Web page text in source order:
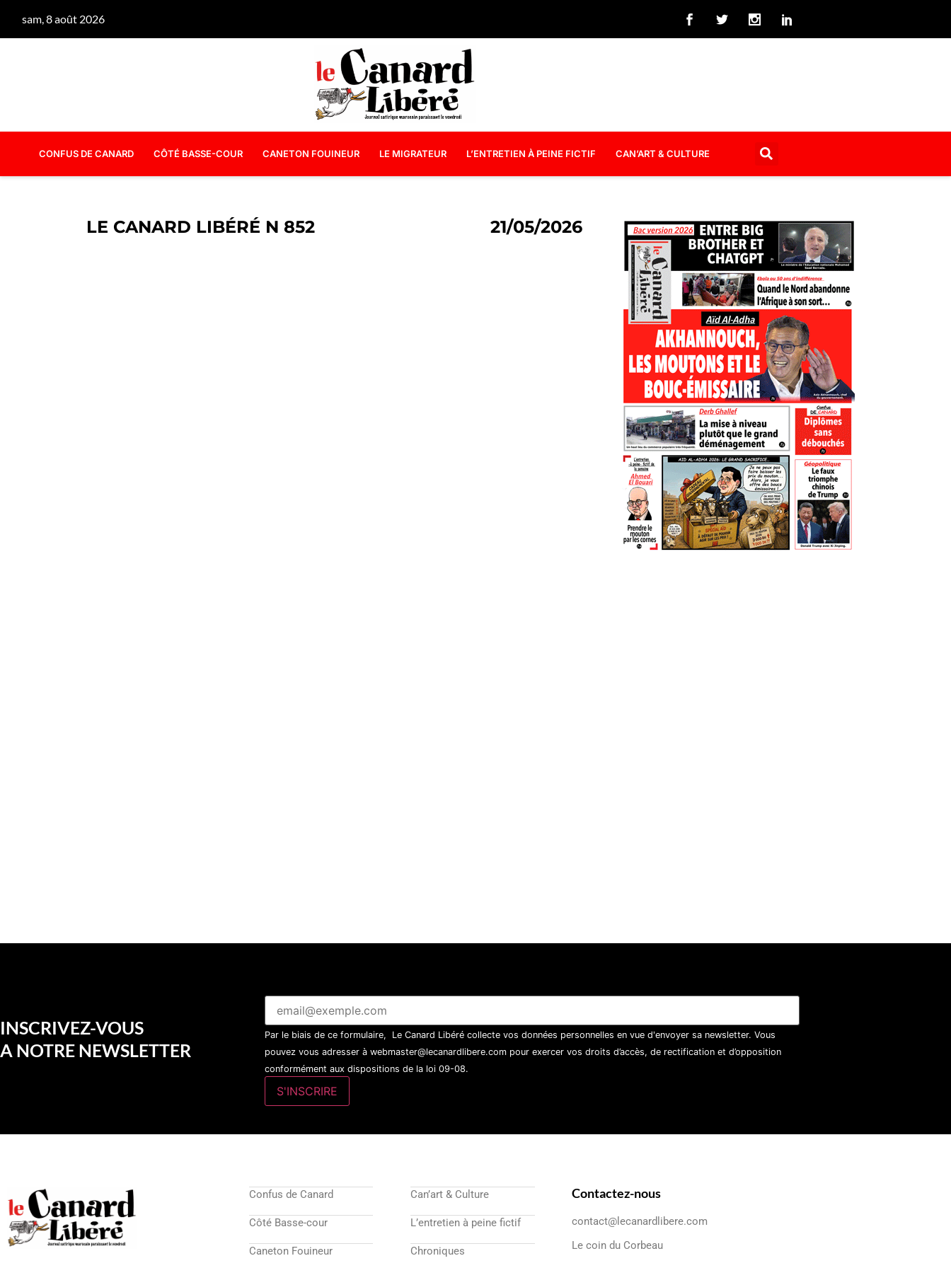
sam, 8 août 2026
CONFUS DE CANARD CÔTÉ BASSE-COUR CANETON FOUINEUR LE MIGRATEUR L’ENTRETIEN À PEINE FICTIF CAN’ART & CULTURE
LE CANARD LIBÉRÉ N 852 21/05/2026
INSCRIVEZ-VOUS
A NOTRE NEWSLETTER
Par le biais de ce formulaire, Le Canard Libéré collecte vos données personnelles en vue d'envoyer sa newsletter. Vous
pouvez vous adresser à webmaster@lecanardlibere.com pour exercer vos droits d’accès, de rectification et d’opposition
conformément aux dispositions de la loi 09-08.
Confus de Canard
Côté Basse-cour
Caneton Fouineur
Can’art & Culture
L’entretien à peine fictif
Chroniques
Contactez-nous
contact@lecanardlibere.com
Le coin du Corbeau